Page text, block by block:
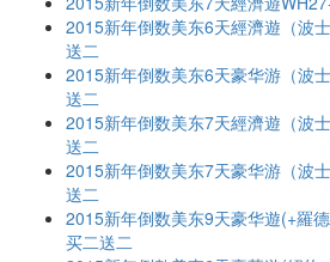
2015新年倒数美东6天經濟遊（波
送二
2015新年倒数美东6天豪华游（波
送二
2015新年倒数美东7天經濟遊（波
送二
2015新年倒数美东7天豪华游（波
送二
2015新年倒数美东9天豪华遊(+羅
买二送二